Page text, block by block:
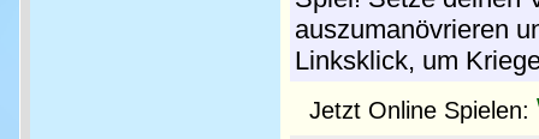
auszumanövrieren
Linksklick, um
Jetzt Online Spielen: